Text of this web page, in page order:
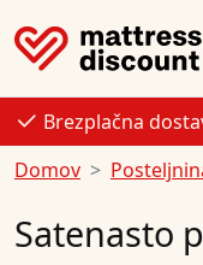
Brezplačna
Domov
Satenasto